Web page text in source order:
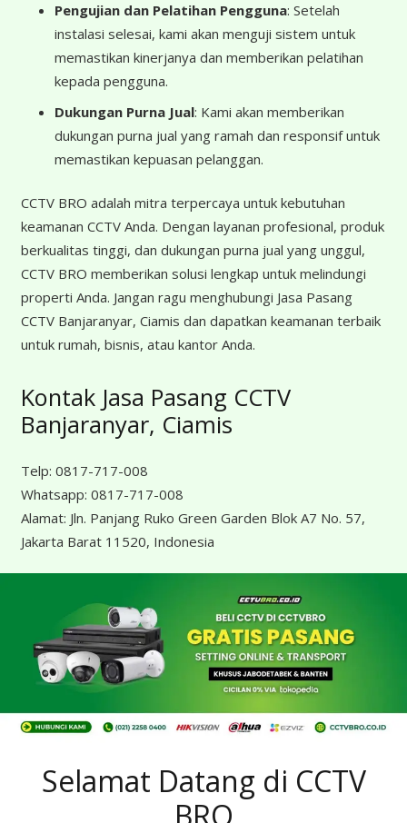
Pengujian dan Pelatihan Pengguna: Setelah
instalasi selesai, kami akan menguji sistem untuk
memastikan kinerjanya dan memberikan pelatihan
kepada pengguna.
Dukungan Purna Jual: Kami akan memberikan
dukungan purna jual yang ramah dan responsif untuk
memastikan kepuasan pelanggan.
CCTV BRO adalah mitra terpercaya untuk kebutuhan
keamanan CCTV Anda. Dengan layanan profesional, produk
berkualitas tinggi, dan dukungan purna jual yang unggul,
CCTV BRO memberikan solusi lengkap untuk melindungi
properti Anda. Jangan ragu menghubungi Jasa Pasang
CCTV Banjaranyar, Ciamis dan dapatkan keamanan terbaik
untuk rumah, bisnis, atau kantor Anda.
Kontak Jasa Pasang CCTV
Banjaranyar, Ciamis
Telp: 0817-717-008
Whatsapp: 0817-717-008
Alamat: Jln. Panjang Ruko Green Garden Blok A7 No. 57,
Jakarta Barat 11520, Indonesia
Selamat Datang di CCTV
BRO